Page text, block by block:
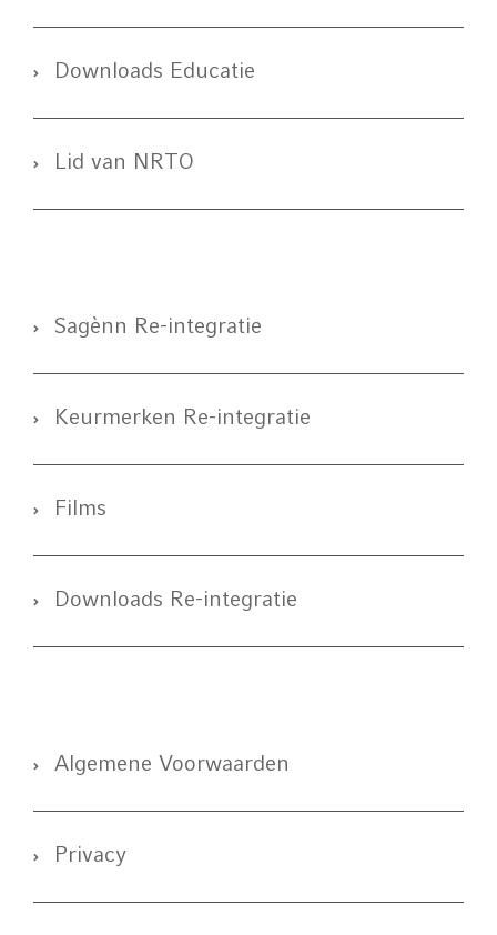
Downloads Educatie
Lid van NRTO
Sagènn Re-integratie
Keurmerken Re-integratie
Films
Downloads Re-integratie
Algemene Voorwaarden
Privacy